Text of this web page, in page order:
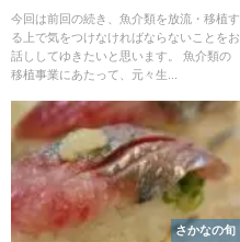
今回は前回の続き、魚介類を放流・移植す
る上で気をつけなければならないことをお
話ししてゆきたいと思います。 魚介類の
移植事業にあたって、元々生...
さかなの旬